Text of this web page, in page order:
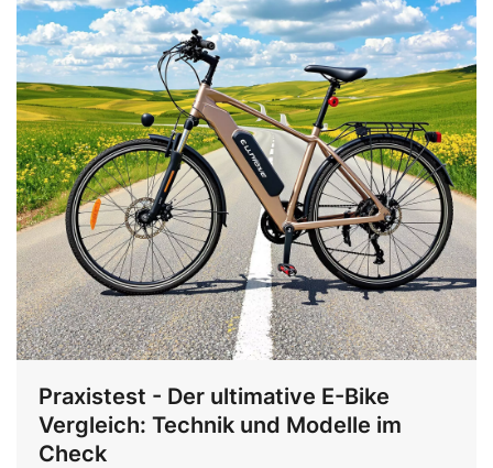
Praxistest - Der ultimative E-Bike
Vergleich: Technik und Modelle im
Check